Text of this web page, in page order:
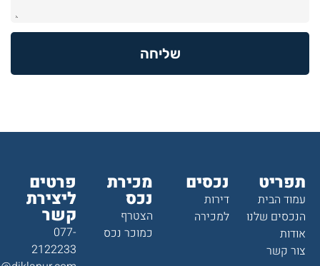
שליחה
תפריט
עמוד הבית
הנכסים שלנו
אודות
צור קשר
נכסים
דירות
למכירה
מכירת
נכס
הצטרף
כמוכר נכס
פרטים
ליצירת
קשר
077-
2122233